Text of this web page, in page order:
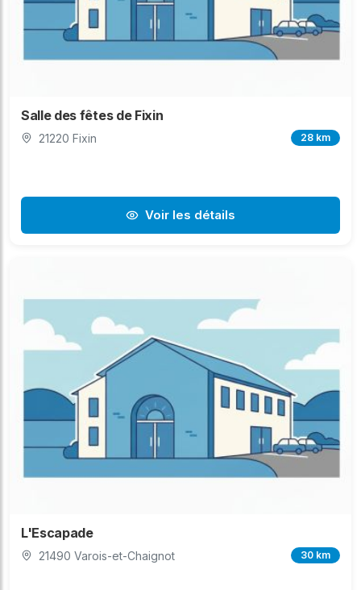
Salle des fêtes de Fixin
21220 Fixin 28 km
Voir les détails
L'Escapade
21490 Varois-et-Chaignot 30 km